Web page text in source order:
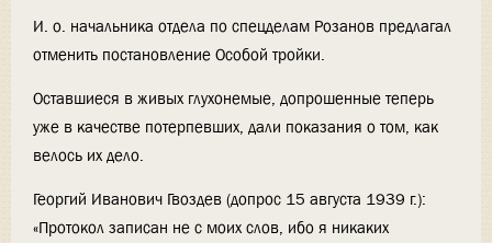
И. о. начальника отдела по спецделам Розанов предлагал
отменить постановление Особой тройки.
Оставшиеся в живых глухонемые, допрошенные теперь
уже в качестве потерпевших, дали показания о том, как
велось их дело.
Георгий Иванович Гвоздев (допрос 15 августа 1939 г.):
«Протокол записан не с моих слов, ибо я никаких